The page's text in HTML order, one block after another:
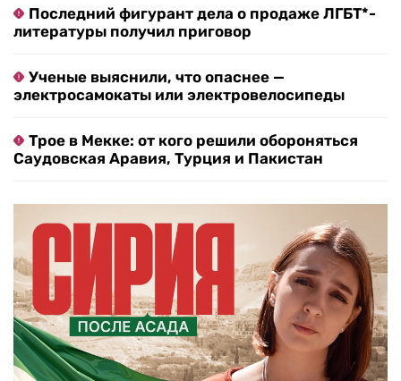
Последний фигурант дела о продаже ЛГБТ*-
литературы получил приговор
Ученые выяснили, что опаснее —
электросамокаты или электровелосипеды
Трое в Мекке: от кого решили обороняться
Саудовская Аравия, Турция и Пакистан